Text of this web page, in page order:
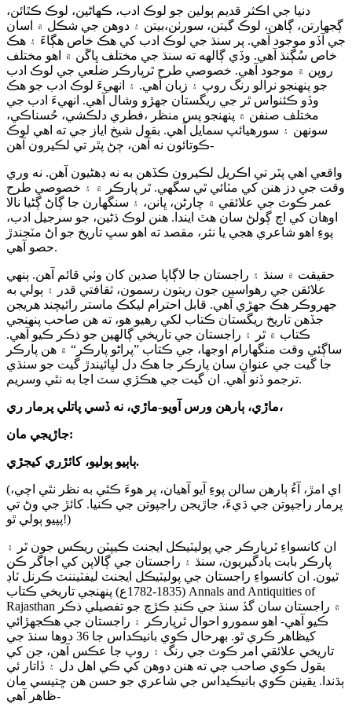
دنيا جي اڪثر قديم ٻولين جو لوڪ ادب، ڪهاڻين، لوڪ ڪٿائن،
ڳجهارتن، ڳاهن، لوڪ گيتن، سورٺن،بيتن ۽ دوهن جي شڪل ۾ اسان
جي آڏو موجود آهي. پر سنڌ جي لوڪ ادب کي هڪ خاص هڳاءَ ۽ هڪ
خاص سُڳنڌ آهي. وڏي ڳالهه ته سنڌ جي مختلف ڀاڱن ۾ اهو مختلف
روپن ۾ موجود آهي. خصوصي طرح ٿرپارڪر ضلعي جي لوڪ ادب
جو پنهنجو نرالو رنگ روپ ۽ زبان آهي. ۽ انهيءَ لوڪ ادب جو هڪ
وڏو ڪئنواس ٿر جي ريگستان جهڙو وشال آهي. انهيءَ ادب جي
مختلف صنفن ۾ پنهنجو پس منظر ،فطري دلڪشي، حُسناڪي،
سونهن ۽ سورهيائپ سمايل آهي. بقول شيخ اياز جي ته اهي لوڪ
ڪوتائون نه آهن، ڄڻ پٿر تي لڪيرون آهن-
واقعي اهي پٿر تي اڪريل لڪيرون ڪڏهن به نه ڊهڻيون آهن. نه وري
وقت جي دز هنن کي مٽائي ٿي سگهي. ٿر پارڪر ۾ ۽ خصوصي طرح
عمر ڪوٽ جي علائقي ۾ چارڻن، ڀانن، ۽ سنگهارن جا ڳاڻ ڳڻيا نالا
اوهان کي اڄ ڳولڻ سان هٿ ايندا. هنن لوڪ ڌڻين، جو سرجيل ادب،
پوءِ اهو شاعري هجي يا نثر، مقصد ته اهو سڀ تاريخ جو اڻ مٽجندڙ
حصو آهي.
حقيقت ۾ سنڌ ۽ راجستان جا لاڳاپا صدين کان وٺي قائم آهن. ٻنهي
علائقن جي رهواسين جون ريتون رسمون، ثقافتي قدر ۽ ٻولي به
جهروڪر هڪ جهڙي آهي. قابل احترام ليکڪ ماستر رائيچند هريجن
جڏهن تاريخ ريگستان ڪتاب لکي رهيو هو، ته هن صاحب پنهنجي
ڪتاب ۾ ٿر ۽ راجستان جي تاريخي ڳالهين جو ذڪر ڪيو آهي.
ساڳئي وقت منگهارام اوجها، جي ڪتاب ”پراڻو پارڪر“ ۾ هن پارڪر
جا گيت جي عنوان سان پارڪر جا هڪ دل لڀائيندڙ گيت جو سنڌي
ترجمو ڏنو آهي. ان گيت جي هڪڙي سٽ اڃا به نٿي وسريم.
ماڙي، ٻارهن ورس آويو-ماڙي، نه ڏسي پاتلي پرمار ري،
جاڙيجي مان:
ٻاٻيو ٻوليو، کائڙري کيجڙي.
(اي امڙ، آءُ ٻارهن سالن پوءِ آيو آهيان، پر هوءَ ڪٿي به نظر نٿي اچي،
پرمار راجپوتن جي ڌيءَ، جاڙيجن راجپوتن جي ڪنيا. کائڙ جي وڻ تي
پپيو ٻولي ٿو!)
ان کانسواءِ ٿرپارڪر جي پوليٽيڪل ايجنٽ ڪيپٽن ريڪس جون ٿر ۽
پارڪر بابت يادگيريون، سنڌ ۽ راجستان جي ڳالاپن کي اجاگر ڪن
ٿيون. ان کانسواءِ راجستان جي پوليٽيڪل ايجنٽ ليفٽيننٽ ڪرنل ٽاڊ
(1835-1782ع) پنهنجي تاريخي ڪتاب Annals and Antiquities of
Rajasthan ۾ راجستان سان گڏ سنڌ جي ڪنڊ ڪڙڇ جو تفصيلي ذڪر
ڪيو آهي- اهو سمورو احوال ٿرپارڪر ۽ راجستان جي هڪجهڙائي
کيظاهر ڪري ٿو. بهرحال ڪوي بانيڪداس جا 36 دوها سنڌ جي
تاريخي علائقي امر ڪوٽ جي رنگ ۽ روپ جا عڪس آهن، جن کي
بقول ڪوي صاحب جي ته هنن دوهن کي ڪي اهل دل ۽ ڏاتار ئي
ٻڌندا. يقينن ڪوي بانيڪيداس جي شاعري جو حسن هن ڇتيسي مان
ظاهر آهي-